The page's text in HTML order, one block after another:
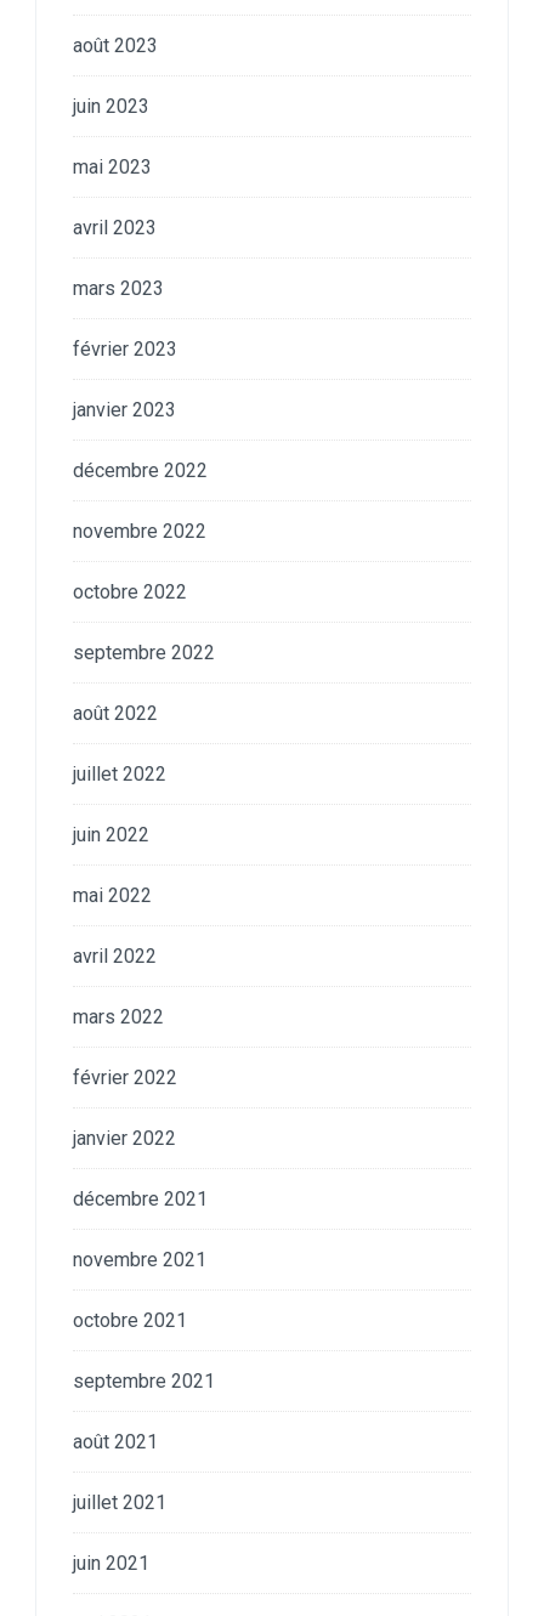
août 2023
juin 2023
mai 2023
avril 2023
mars 2023
février 2023
janvier 2023
décembre 2022
novembre 2022
octobre 2022
septembre 2022
août 2022
juillet 2022
juin 2022
mai 2022
avril 2022
mars 2022
février 2022
janvier 2022
décembre 2021
novembre 2021
octobre 2021
septembre 2021
août 2021
juillet 2021
juin 2021